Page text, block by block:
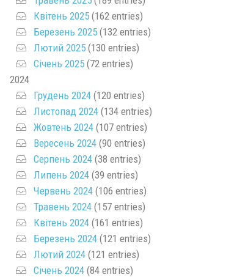
Квітень 2025(162 entries)
Березень 2025(132 entries)
Лютий 2025(130 entries)
Січень 2025(72 entries)
2024
Грудень 2024(120 entries)
Листопад 2024(134 entries)
Жовтень 2024(107 entries)
Вересень 2024(90 entries)
Серпень 2024(38 entries)
Липень 2024(39 entries)
Червень 2024(106 entries)
Травень 2024(157 entries)
Квітень 2024(161 entries)
Березень 2024(121 entries)
Лютий 2024(121 entries)
Січень 2024(84 entries)